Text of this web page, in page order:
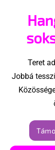
Teret
Jobbá